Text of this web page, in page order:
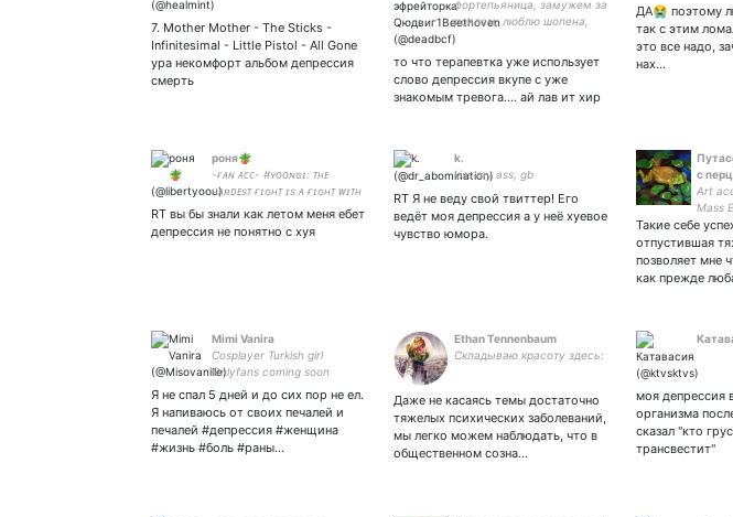
knb, khr, snk, hxh, jjba,
mp100, gk, bnha, free!
7. Mother Mother - The Sticks -
Infinitesimal - Little Pistol - All Gone
ура некомфорт альбом депрессия
смерть
фортепьяница, замужем за
роялем, люблю шопена,
гульда, шостаковича и
нижегородской гэбни,
местный бюджетный
г*ббельс
то что терапевтка уже использует
слово депрессия вкупе с уже
знакомым тревога.... ай лав ит хир
ДА😭 поэтому
так с этим
это все надо,
нах…
роня🪴
-ғᴀɴ ᴀᴄᴄ- #ʏᴏᴏɴɢɪ: ᴛʜᴇ
ʜᴀʀᴅᴇsᴛ ғɪɢʜᴛ ɪs ᴀ ғɪɢʜᴛ ᴡɪᴛʜ
ʏᴏᴜʀsᴇʟғ. не взаимная! 🐱🐨
RT вы бы знали как летом меня ебет
депрессия не понятно с хуя
k.
kiss my ass, gb
RT Я не веду свой твиттер! Его
ведёт моя депрессия а у неё хуевое
чувство юмора.
с
Art
Mass
Harry
TES,
Такие себе
отпустившая
позволяет мне
как прежде
Mimi Vanira
Cosplayer Turkish girl
Onlyfans coming soon
Я не спал 5 дней и до сих пор не ел.
Я напиваюсь от своих печалей и
печалей #депрессия #женщина
#жизнь #боль #раны…
Ethan Tennenbaum
Складываю красоту здесь:
Даже не касаясь темы достаточно
тяжелых психических заболеваний,
мы легко можем наблюдать, что в
общественном созна…
моя депрессия
организма
сказал "кто
трансвестит"